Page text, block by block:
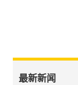
最新新闻